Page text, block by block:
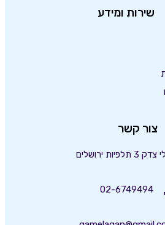
שירות ומידע
צור קשר
תלפיות ירושלים
02-6749494